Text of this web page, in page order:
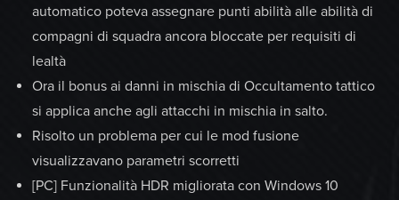
automatico poteva assegnare punti abilità alle abilità di
compagni di squadra ancora bloccate per requisiti di
lealtà
Ora il bonus ai danni in mischia di Occultamento tattico
si applica anche agli attacchi in mischia in salto.
Risolto un problema per cui le mod fusione
visualizzavano parametri scorretti
[PC] Funzionalità HDR migliorata con Windows 10